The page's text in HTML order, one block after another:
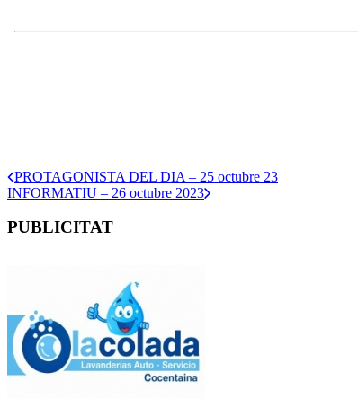
PROTAGONISTA DEL DIA – 25 octubre 23
INFORMATIU – 26 octubre 2023
PUBLICITAT